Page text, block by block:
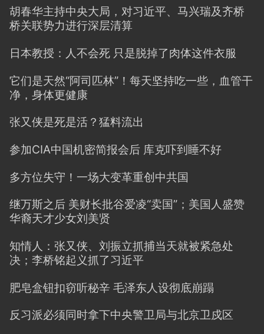
胡春华主持中央大局，对习近平、马兴瑞及齐桥
桥关联势力进行深层清算
日本教授：人不会死 只是脱掉了肉体这件衣服
它们是天然“阿司匹林”！每天坚持吃一些，血管干
净，身体更健康
张又侠是死是活？猛料流出
参加CIA中国机密简报会后 库克吓到睡不好
多方位失守！一场大变革重创中共国
继万斯之后 美财长批谷爱凌“卖国”；美国人盛赞
华裔天才少女刘美贤
知情人：张又侠、刘振立抓捕当天就被紧急处
决；李桥铭起义抓了习近平
肥皂盒钮扣窃听秘辛 毛泽东人设彻底崩蹋
反习派必须同时拿下中央警卫局与北京卫戍区